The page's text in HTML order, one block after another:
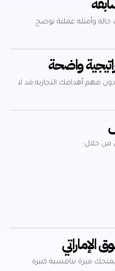
وأمثلة عملية توضح
فهم أهدافك التجارية قد لا
من خلال:
ميزة تنافسية كبيرة.